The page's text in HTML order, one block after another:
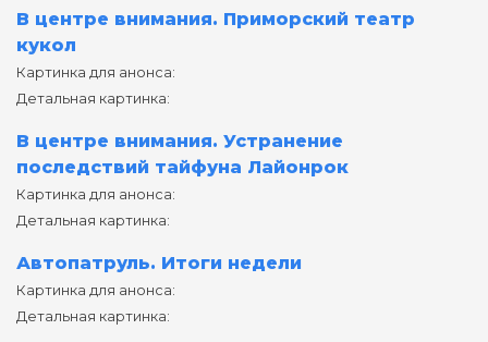
В центре внимания. Приморский театр
кукол
Картинка для анонса:
Детальная картинка:
В центре внимания. Устранение
последствий тайфуна Лайонрок
Картинка для анонса:
Детальная картинка:
Автопатруль. Итоги недели
Картинка для анонса:
Детальная картинка: